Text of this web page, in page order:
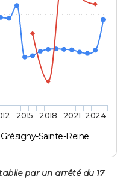
Grésigny-Sainte-Reine
2015 2018 2021 2024
par un arrêté du 17